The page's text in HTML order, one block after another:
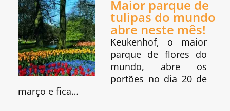
Maior parque de
tulipas do mundo
abre neste mês!
Keukenhof, o maior
parque de flores do
mundo, abre os
portões no dia 20 de
março e fica…